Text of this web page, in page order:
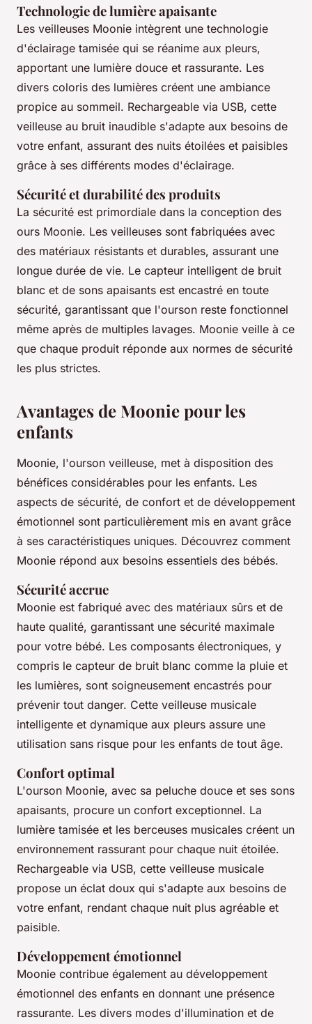
Technologie de lumière apaisante
Les veilleuses Moonie intègrent une technologie
d'éclairage tamisée qui se réanime aux pleurs,
apportant une lumière douce et rassurante. Les
divers coloris des lumières créent une ambiance
propice au sommeil. Rechargeable via USB, cette
veilleuse au bruit inaudible s'adapte aux besoins de
votre enfant, assurant des nuits étoilées et paisibles
grâce à ses différents modes d'éclairage.
Sécurité et durabilité des produits
La sécurité est primordiale dans la conception des
ours Moonie. Les veilleuses sont fabriquées avec
des matériaux résistants et durables, assurant une
longue durée de vie. Le capteur intelligent de bruit
blanc et de sons apaisants est encastré en toute
sécurité, garantissant que l'ourson reste fonctionnel
même après de multiples lavages. Moonie veille à ce
que chaque produit réponde aux normes de sécurité
les plus strictes.
Avantages de Moonie pour les
enfants
Moonie, l'ourson veilleuse, met à disposition des
bénéfices considérables pour les enfants. Les
aspects de sécurité, de confort et de développement
émotionnel sont particulièrement mis en avant grâce
à ses caractéristiques uniques. Découvrez comment
Moonie répond aux besoins essentiels des bébés.
Sécurité accrue
Moonie est fabriqué avec des matériaux sûrs et de
haute qualité, garantissant une sécurité maximale
pour votre bébé. Les composants électroniques, y
compris le capteur de bruit blanc comme la pluie et
les lumières, sont soigneusement encastrés pour
prévenir tout danger. Cette veilleuse musicale
intelligente et dynamique aux pleurs assure une
utilisation sans risque pour les enfants de tout âge.
Confort optimal
L'ourson Moonie, avec sa peluche douce et ses sons
apaisants, procure un confort exceptionnel. La
lumière tamisée et les berceuses musicales créent un
environnement rassurant pour chaque nuit étoilée.
Rechargeable via USB, cette veilleuse musicale
propose un éclat doux qui s'adapte aux besoins de
votre enfant, rendant chaque nuit plus agréable et
paisible.
Développement émotionnel
Moonie contribue également au développement
émotionnel des enfants en donnant une présence
rassurante. Les divers modes d'illumination et de